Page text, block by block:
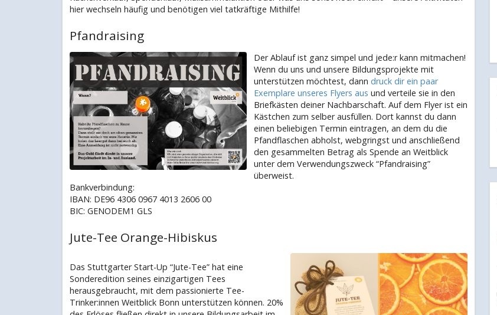
hier wechseln häufig und benötigen viel tatkräftige Mithilfe!
Pfandraising
Der Ablauf ist ganz simpel und jede:r kann mitmachen!
Wenn du uns und unsere Bildungsprojekte mit
unterstützen möchtest, dann druck dir ein paar
Exemplare unseres Flyers aus und verteile sie in den
Briefkästen deiner Nachbarschaft. Auf dem Flyer ist ein
Kästchen zum selber ausfüllen. Dort kannst du dann
einen beliebigen Termin eintragen, an dem du die
Pfandflaschen abholst, webgringst und anschließend
den gesammelten Betrag als Spende an Weitblick
unter dem Verwendungszweck “Pfandraising”
überweist.
Bankverbindung:
IBAN: DE96 4306 0967 4013 2606 00
BIC: GENODEM1 GLS
Jute-Tee Orange-Hibiskus
Das Stuttgarter Start-Up “Jute-Tee” hat eine
Sonderedition seines einzigartigen Tees
herausgebraucht, mit dem passionierte Tee-
Trinker:innen Weitblick Bonn unterstützen können. 20%